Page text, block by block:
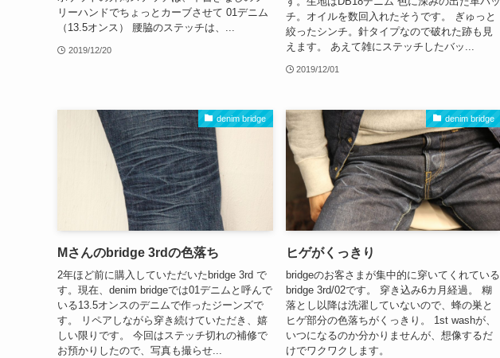
リーハンドでちょっとカーブさせて 01デニム
（13.5オンス） 腰脇のステッチは、...
2019/12/20
チ。オイルを数回入れたそうです。 ぎゅっと
絞ったシンチ。針タイプなので破れた跡も見
えます。 あえて雑にステッチしたバッ...
2019/12/01
denim bridge
Mさんのbridge 3rdの色落ち
2年ほど前に購入していただいたbridge 3rd で
す。現在、denim bridgeでは01デニムと呼んで
いる13.5オンスのデニムで作ったジーンズで
す。 リペアしながら穿き続けていただき、嬉
しい限りです。 今回はステッチ切れの補修で
お預かりしたので、写真も撮らせ...
denim bridge
ヒゲがくっきり
bridgeのお客さまが集中的に穿いてくれている
bridge 3rd/02です。 穿き込み6カ月経過。 糊
落とし以降は洗濯していないので、蜂の巣と
ヒゲ部分の色落ちがくっきり。 1st washが、
いつになるのか分かりませんが、想像するだ
けでワクワクします。